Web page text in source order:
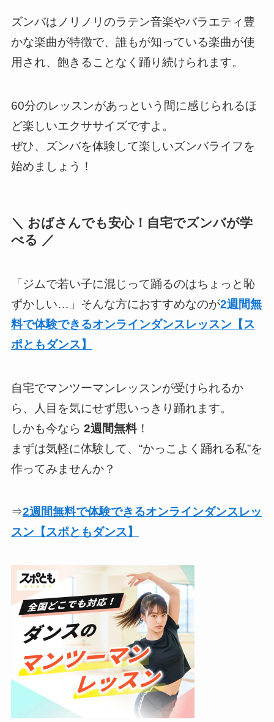
ズンバはノリノリのラテン音楽やバラエティ豊
かな楽曲が特徴で、誰もが知っている楽曲が使
用され、飽きることなく踊り続けられます。
60分のレッスンがあっという間に感じられるほ
ど楽しいエクササイズですよ。
ぜひ、ズンバを体験して楽しいズンバライフを
始めましょう！
＼ おばさんでも安心！自宅でズンバが学
べる ／
「ジムで若い子に混じって踊るのはちょっと恥
ずかしい…」そんな方におすすめなのが2週間無
料で体験できるオンラインダンスレッスン【ス
ポともダンス】
自宅でマンツーマンレッスンが受けられるか
ら、人目を気にせず思いっきり踊れます。
しかも今なら 2週間無料！
まずは気軽に体験して、“かっこよく踊れる私”を
作ってみませんか？
⇒2週間無料で体験できるオンラインダンスレッ
スン【スポともダンス】